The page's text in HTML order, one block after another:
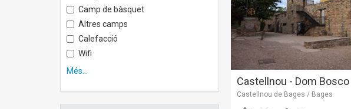
Camp de bàsquet
Altres camps
Calefacció
Wifi
Més...
Castellnou - Dom Bosco
Castellnou de Bages / Bages